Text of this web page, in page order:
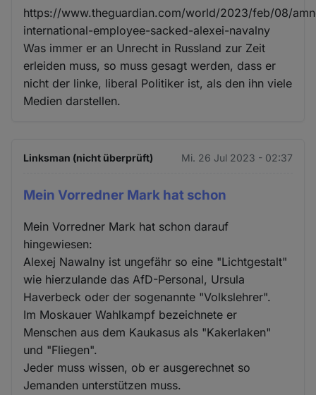
https://www.theguardian.com/world/2023/feb/08/
international-employee-sacked-alexei-navalny
Was immer er an Unrecht in Russland zur Zeit
erleiden muss, so muss gesagt werden, dass er
nicht der linke, liberal Politiker ist, als den ihn viele
Medien darstellen.
Linksman (nicht überprüft) Mi. 26 Jul 2023 - 02:37
Mein Vorredner Mark hat schon
Mein Vorredner Mark hat schon darauf
hingewiesen:
Alexej Nawalny ist ungefähr so eine "Lichtgestalt"
wie hierzulande das AfD-Personal, Ursula
Haverbeck oder der sogenannte "Volkslehrer".
Im Moskauer Wahlkampf bezeichnete er
Menschen aus dem Kaukasus als "Kakerlaken"
und "Fliegen".
Jeder muss wissen, ob er ausgerechnet so
Jemanden unterstützen muss.
Cookies